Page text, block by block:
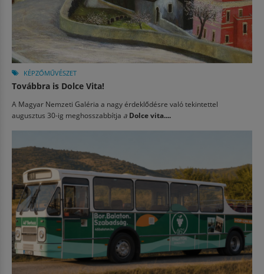
KÉPZŐMŰVÉSZET
Továbbra is Dolce Vita!
A Magyar Nemzeti Galéria a nagy érdeklődésre való tekintettel
augusztus 30-ig meghosszabbítja a Dolce vita....